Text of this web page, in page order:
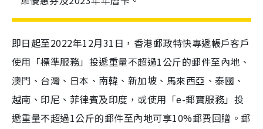
即日起至2022年12月31日，香港郵政特快專遞帳戶客戶
使用「標準服務」投遞重量不超過1公斤的郵件至內地、
澳門、台灣、日本、南韓、新加坡、馬來西亞、泰國、
越南、印尼、菲律賓及印度，或使用「e-郵寶服務」投
遞重量不超過1公斤的郵件至內地可享10%郵費回贈。郵